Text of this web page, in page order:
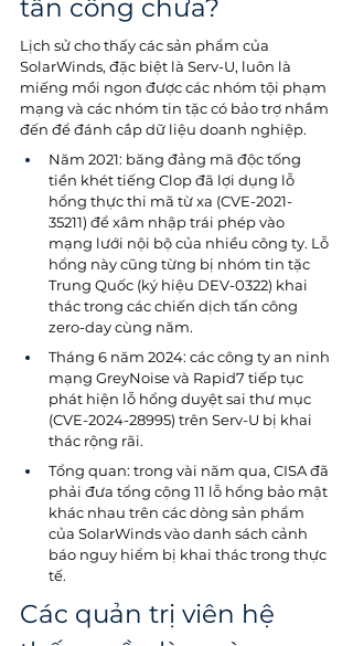
tấn công chưa?
Lịch sử cho thấy các sản phẩm của
SolarWinds, đặc biệt là Serv-U, luôn là
miếng mồi ngon được các nhóm tội phạm
mạng và các nhóm tin tặc có bảo trợ nhắm
đến để đánh cắp dữ liệu doanh nghiệp.
Năm 2021: băng đảng mã độc tống
tiền khét tiếng Clop đã lợi dụng lỗ
hổng thực thi mã từ xa (CVE-2021-
35211) để xâm nhập trái phép vào
mạng lưới nội bộ của nhiều công ty. Lỗ
hổng này cũng từng bị nhóm tin tặc
Trung Quốc (ký hiệu DEV-0322) khai
thác trong các chiến dịch tấn công
zero-day cùng năm.
Tháng 6 năm 2024: các công ty an ninh
mạng GreyNoise và Rapid7 tiếp tục
phát hiện lỗ hổng duyệt sai thư mục
(CVE-2024-28995) trên Serv-U bị khai
thác rộng rãi.
Tổng quan: trong vài năm qua, CISA đã
phải đưa tổng cộng 11 lỗ hổng bảo mật
khác nhau trên các dòng sản phẩm
của SolarWinds vào danh sách cảnh
báo nguy hiểm bị khai thác trong thực
tế.
Các quản trị viên hệ